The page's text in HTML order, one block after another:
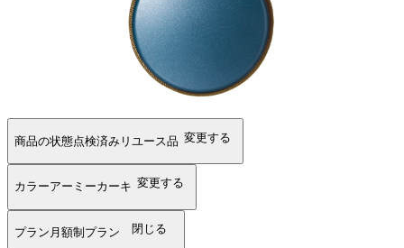
商品の状態点検済みリユース品 変更する
カラーアーミーカーキ 変更する
プラン 月額制プラン 閉じる